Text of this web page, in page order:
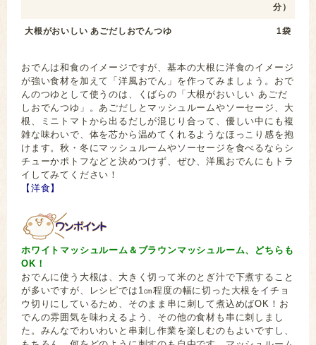
分）
大根がおいしい あごだしおでんつゆ 1袋
おでんは和食のイメージですが、基本の大根に洋食のイメージ
が強い食材を加えて「洋風おでん」を作ってみましょう。おで
んのつゆとして使うのは、くばらの「大根がおいしい あごだ
しおでんつゆ」。あごだしとマッシュルームやソーセージ、大
根、ミニトマトから出るだしが混じり合って、優しい中にも複
雑な味わいで、体を芯から温めてくれるようなほっこり感を抱
けます。秋・冬にマッシュルームやソーセージを食べるならシ
チューかポトフなどと決めつけず、ぜひ、洋風おでんにもトラ
イしてみてください！
【洋食】
ホワイトマッシュルーム＆ブラウンマッシュルーム、どちらも
OK！
おでんに使う大根は、大きく切って米のとぎ汁で下煮すること
が多いですが、レシピでは1㎝程度の幅に切った大根をイチョ
ウ切りにしているため、そのまま串に刺して煮込めばOK！お
でんの雰囲気を味わえるよう、その他の食材も串に刺しまし
た。みんなでわいわいと串刺し作業を楽しむのもよいですし、